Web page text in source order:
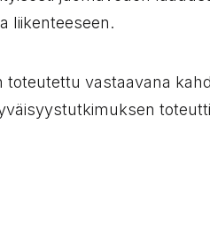
liikenteeseen.
toteutettu vastaavana